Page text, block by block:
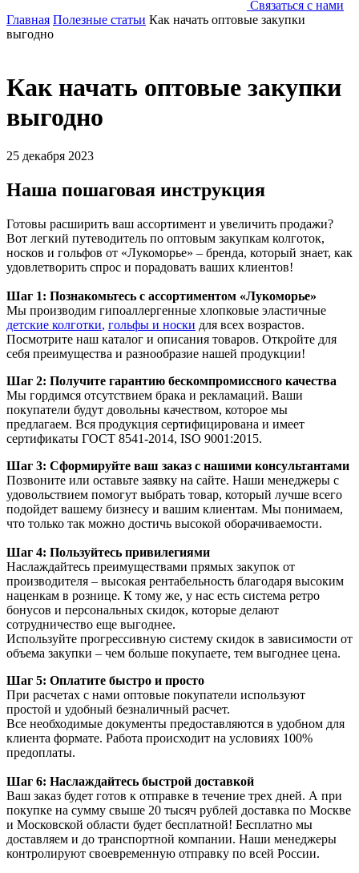
Связаться с нами
Главная Полезные статьи Как начать оптовые закупки
выгодно
Как начать оптовые закупки
выгодно
25 декабря 2023
Наша пошаговая инструкция
Готовы расширить ваш ассортимент и увеличить продажи?
Вот легкий путеводитель по оптовым закупкам колготок,
носков и гольфов от «Лукоморье» – бренда, который знает, как
удовлетворить спрос и порадовать ваших клиентов!
Шаг 1: Познакомьтесь с ассортиментом «Лукоморье»
Мы производим гипоаллергенные хлопковые эластичные
детские колготки, гольфы и носки для всех возрастов.
Посмотрите наш каталог и описания товаров. Откройте для
себя преимущества и разнообразие нашей продукции!
Шаг 2: Получите гарантию бескомпромиссного качества
Мы гордимся отсутствием брака и рекламаций. Ваши
покупатели будут довольны качеством, которое мы
предлагаем. Вся продукция сертифицирована и имеет
сертификаты ГОСТ 8541-2014, ISO 9001:2015.
Шаг 3: Сформируйте ваш заказ с нашими консультантами
Позвоните или оставьте заявку на сайте. Наши менеджеры с
удовольствием помогут выбрать товар, который лучше всего
подойдет вашему бизнесу и вашим клиентам. Мы понимаем,
что только так можно достичь высокой оборачиваемости.
Шаг 4: Пользуйтесь привилегиями
Наслаждайтесь преимуществами прямых закупок от
производителя – высокая рентабельность благодаря высоким
наценкам в рознице. К тому же, у нас есть система ретро
бонусов и персональных скидок, которые делают
сотрудничество еще выгоднее.
Используйте прогрессивную систему скидок в зависимости от
объема закупки – чем больше покупаете, тем выгоднее цена.
Шаг 5: Оплатите быстро и просто
При расчетах с нами оптовые покупатели используют
простой и удобный безналичный расчет.
Все необходимые документы предоставляются в удобном для
клиента формате. Работа происходит на условиях 100%
предоплаты.
Шаг 6: Наслаждайтесь быстрой доставкой
Ваш заказ будет готов к отправке в течение трех дней. А при
покупке на сумму свыше 20 тысяч рублей доставка по Москве
и Московской области будет бесплатной! Бесплатно мы
доставляем и до транспортной компании. Наши менеджеры
контролируют своевременную отправку по всей России.